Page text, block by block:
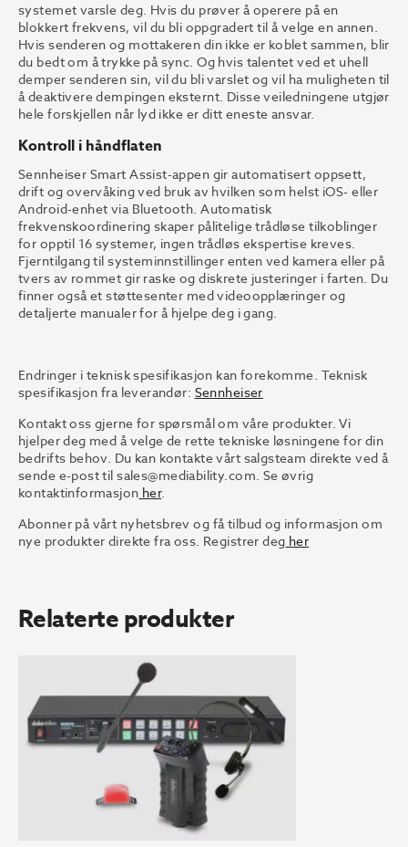
systemet varsle deg. Hvis du prøver å operere på en
blokkert frekvens, vil du bli oppgradert til å velge en annen.
Hvis senderen og mottakeren din ikke er koblet sammen, blir
du bedt om å trykke på sync. Og hvis talentet ved et uhell
demper senderen sin, vil du bli varslet og vil ha muligheten til
å deaktivere dempingen eksternt. Disse veiledningene utgjør
hele forskjellen når lyd ikke er ditt eneste ansvar.
Kontroll i håndflaten
Sennheiser Smart Assist-appen gir automatisert oppsett,
drift og overvåking ved bruk av hvilken som helst iOS- eller
Android-enhet via Bluetooth. Automatisk
frekvenskoordinering skaper pålitelige trådløse tilkoblinger
for opptil 16 systemer, ingen trådløs ekspertise kreves.
Fjerntilgang til systeminnstillinger enten ved kamera eller på
tvers av rommet gir raske og diskrete justeringer i farten. Du
finner også et støttesenter med videoopplæringer og
detaljerte manualer for å hjelpe deg i gang.
Endringer i teknisk spesifikasjon kan forekomme. Teknisk
spesifikasjon fra leverandør: Sennheiser
Kontakt oss gjerne for spørsmål om våre produkter. Vi
hjelper deg med å velge de rette tekniske løsningene for din
bedrifts behov. Du kan kontakte vårt salgsteam direkte ved å
sende e-post tilsales@mediability.com. Se øvrig
kontaktinformasjon her.
Abonner på vårt nyhetsbrev og få tilbud og informasjon om
nye produkter direkte fra oss. Registrer deg her
Relaterte produkter